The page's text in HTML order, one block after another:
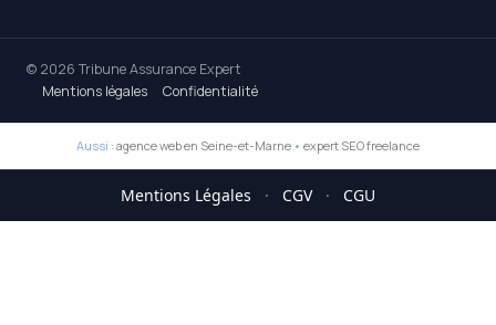
© 2026 Tribune Assurance Expert
Mentions légales
Confidentialité
Aussi : agence web en Seine-et-Marne • expert SEO freelance
Mentions Légales · CGV · CGU